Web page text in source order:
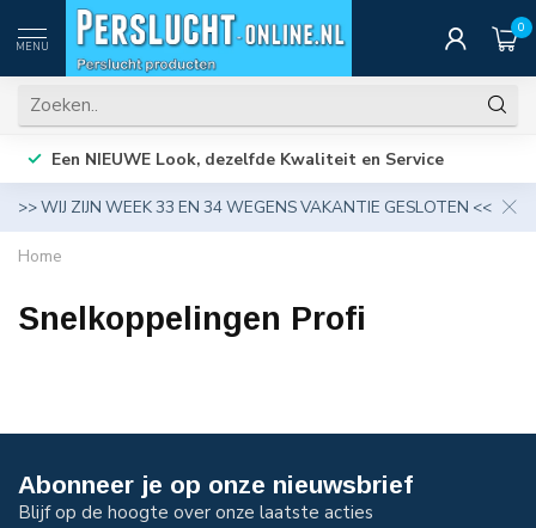
MENU
0
Een NIEUWE Look, dezelfde Kwaliteit en Service
>> WIJ ZIJN WEEK 33 EN 34 WEGENS VAKANTIE GESLOTEN <<
Home
Snelkoppelingen Profi
Abonneer je op onze nieuwsbrief
Blijf op de hoogte over onze laatste acties